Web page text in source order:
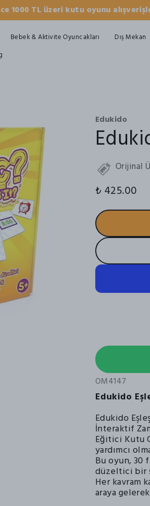
1000 TL üzeri kutu oyunu
Bebek & Aktivite Oyuncakları Dış Mekan
Edukido
Orijinal
₺ 425.00
OM4147
Edukido
Edukido
İnteraktif
Eğitici Kutu
yardımcı
Bu oyun, 30
düzeltici bir
Her kavram
araya